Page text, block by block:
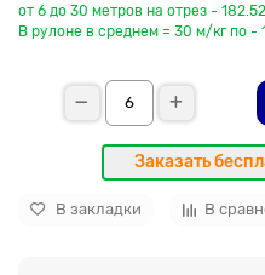
от 6 до 30 метров на отрез -
В рулоне в среднем = 30 м/кг по -
Заказать
В закладки В